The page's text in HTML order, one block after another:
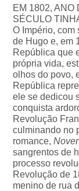
EM 1802, ANO
SÉCULO
O Império, com
de Hugo e, em
República que
própria vida,
olhos do povo,
República
ele se dedicou
conquista
Revolução
culminando no
romance,
sangrentos de
processo
Revolução de
menino de rua